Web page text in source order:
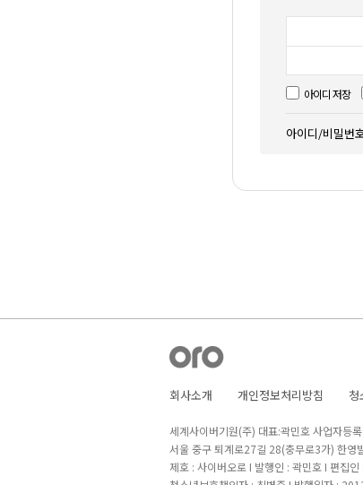
아이디 저장
아이디/비밀번
회사소개 개인정보처리방침 청
세계사이버기원(주) 대표:곽민호 사업자
서울 중구 퇴계로27길 28(충무로3가) 한영
제호 : 사이버오로 I 발행인 : 곽민호 I 편집